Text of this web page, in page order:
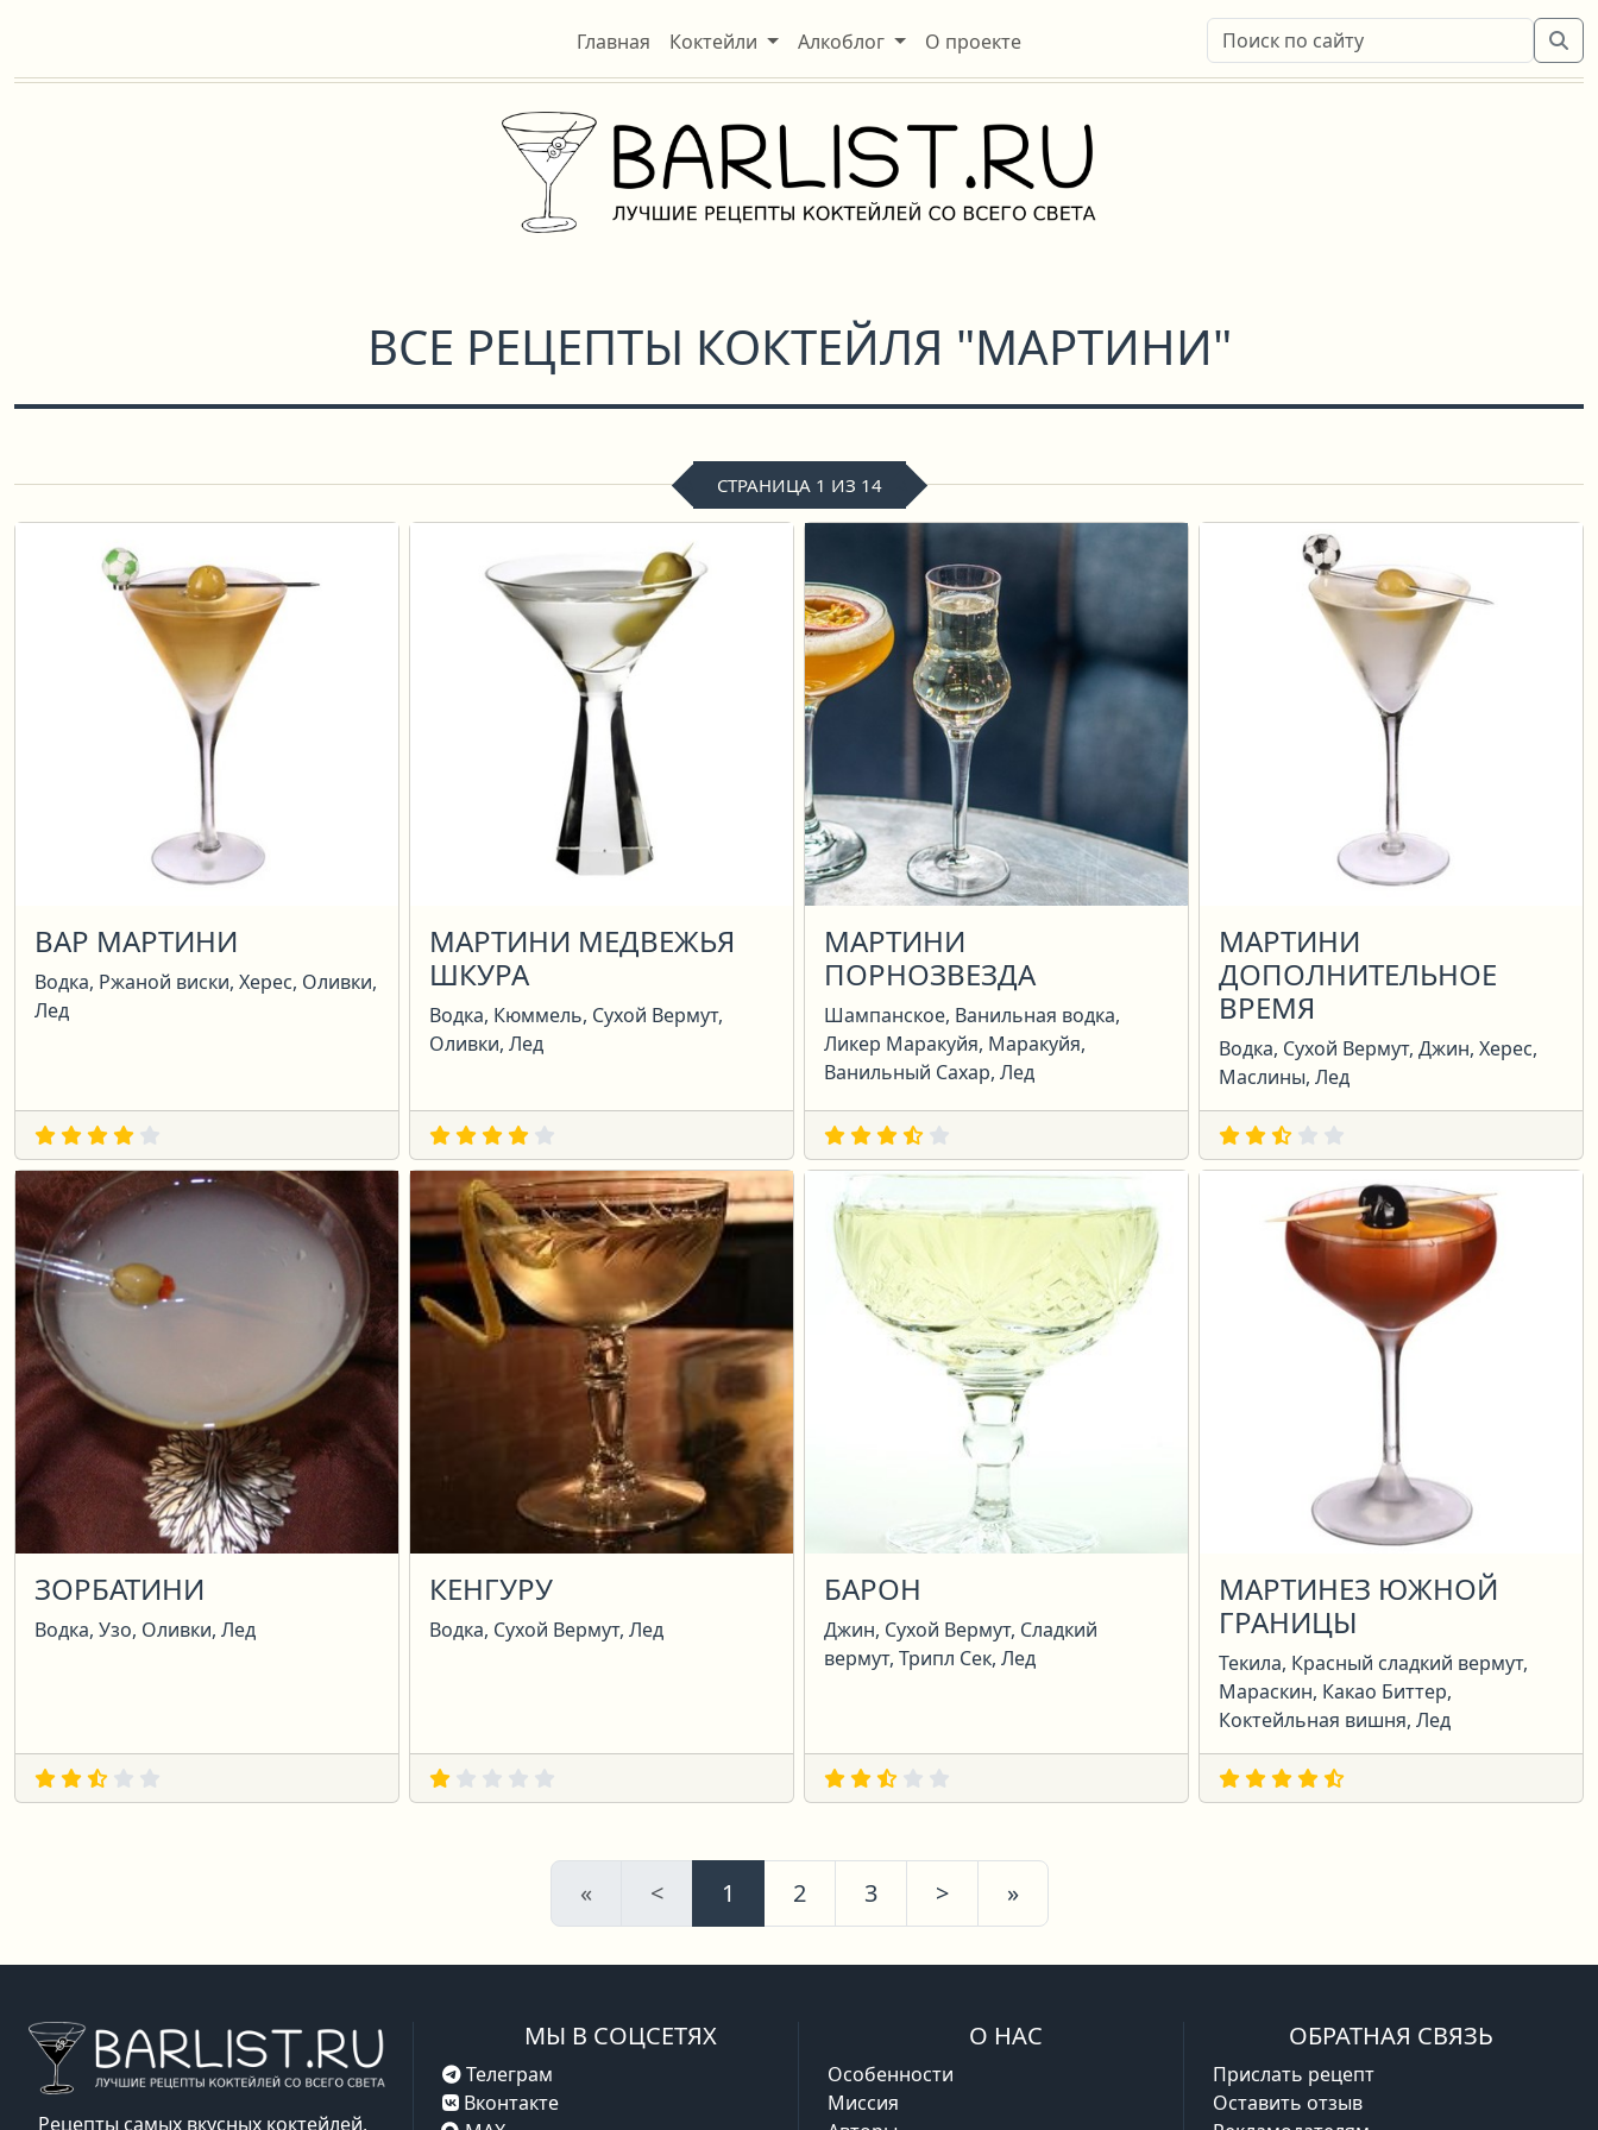
Главная Коктейли Алкоблог О проекте
ВСЕ РЕЦЕПТЫ КОКТЕЙЛЯ "МАРТИНИ"
СТРАНИЦА 1 ИЗ 14
ВАР МАРТИНИ
Водка, Ржаной виски, Херес, Оливки,
Лед
МАРТИНИ МЕДВЕЖЬЯ
ШКУРА
Водка, Кюммель, Сухой Вермут,
Оливки, Лед
МАРТИНИ
ПОРНОЗВЕЗДА
Шампанское, Ванильная водка,
Ликер Маракуйя, Маракуйя,
Ванильный Сахар, Лед
МАРТИНИ
ДОПОЛНИТЕЛЬНОЕ
ВРЕМЯ
Водка, Сухой Вермут, Джин, Херес,
Маслины, Лед
ЗОРБАТИНИ
Водка, Узо, Оливки, Лед
КЕНГУРУ
Водка, Сухой Вермут, Лед
БАРОН
Джин, Сухой Вермут, Сладкий
вермут, Трипл Сек, Лед
МАРТИНЕЗ ЮЖНОЙ
ГРАНИЦЫ
Текила, Красный сладкий вермут,
Мараскин, Какао Биттер,
Коктейльная вишня, Лед
«Первая
<Предыдущая
1 2 3 >Следующая
»Последняя
Рецепты самых вкусных коктейлей,
МЫ В СОЦСЕТЯХ
Телеграм
Вконтакте
О НАС
Особенности
Миссия
ОБРАТНАЯ СВЯЗЬ
Прислать рецепт
Оставить отзыв